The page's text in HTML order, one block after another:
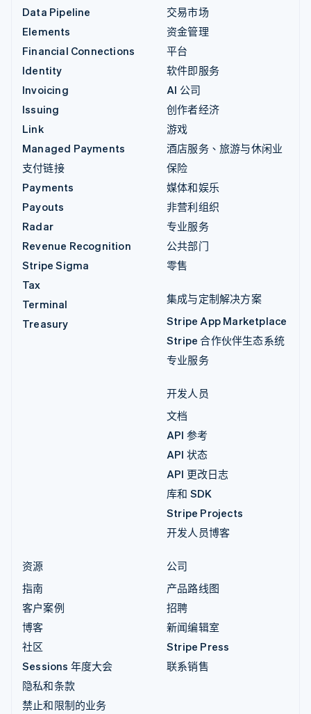
Data Pipeline
Elements
Financial Connections
Identity
Invoicing
Issuing
Link
Managed Payments
支付链接
Payments
Payouts
Radar
Revenue Recognition
Stripe Sigma
Tax
Terminal
Treasury
交易市场
资金管理
平台
软件即服务
AI 公司
创作者经济
游戏
酒店服务、旅游与休闲业
保险
媒体和娱乐
非营利组织
专业服务
公共部门
零售
集成与定制解决方案
Stripe App Marketplace
Stripe 合作伙伴生态系统
专业服务
开发人员
文档
API 参考
API 状态
API 更改日志
库和 SDK
Stripe Projects
开发人员博客
资源
指南
客户案例
博客
社区
Sessions 年度大会
隐私和条款
禁止和限制的业务
公司
产品路线图
招聘
新闻编辑室
Stripe Press
联系销售